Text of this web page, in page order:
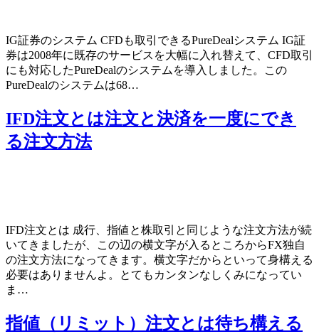
IG証券のシステム CFDも取引できるPureDealシステム IG証
券は2008年に既存のサービスを大幅に入れ替えて、CFD取引
にも対応したPureDealのシステムを導入しました。この
PureDealのシステムは68…
IFD注文とは注文と決済を一度にでき
る注文方法
IFD注文とは 成行、指値と株取引と同じような注文方法が続
いてきましたが、この辺の横文字が入るところからFX独自
の注文方法になってきます。横文字だからといって身構える
必要はありませんよ。とてもカンタンなしくみになってい
ま…
指値（リミット）注文とは待ち構える